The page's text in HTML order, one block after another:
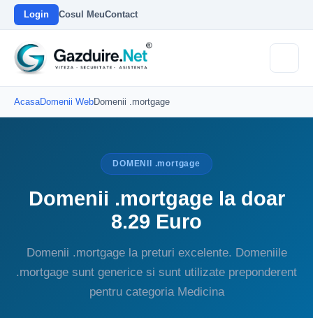
Login Cosul MeuContact
AcasaDomenii WebDomenii .mortgage
DOMENII .mortgage
Domenii .mortgage la doar
8.29 Euro
Domenii .mortgage la preturi excelente. Domeniile
.mortgage sunt generice si sunt utilizate preponderent
pentru categoria Medicina